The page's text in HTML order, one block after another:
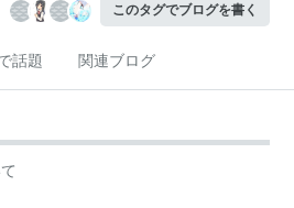
このタグでブログを書く
話題 関連ブログ